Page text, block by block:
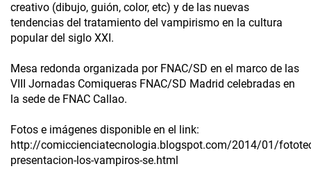
creativo (dibujo, guión, color, etc) y de las nuevas
tendencias del tratamiento del vampirismo en la cultura
popular del siglo XXI.
Mesa redonda organizada por FNAC/SD en el marco de las
VIII Jornadas Comiqueras FNAC/SD Madrid celebradas en
la sede de FNAC Callao.
Fotos e imágenes disponible en el link:
http://comiccienciatecnologia.blogspot.com/2014/01/
presentacion-los-vampiros-se.html